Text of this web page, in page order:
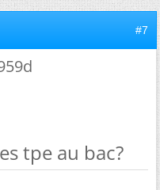
#7
tpe au bac?